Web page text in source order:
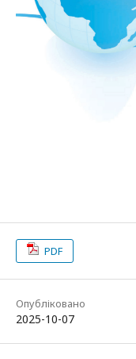
PDF
Опубліковано
2025-10-07